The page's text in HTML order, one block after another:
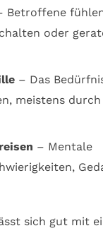
Betroffene
oder
– Das
meistens durch
– Mentale
sich gut mit